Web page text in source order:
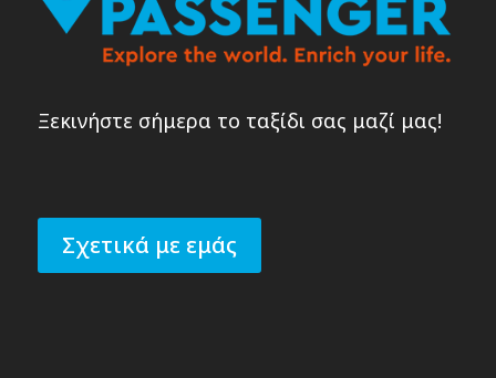
Ξεκινήστε σήμερα το ταξίδι σας μαζί μας!
Σχετικά με εμάς